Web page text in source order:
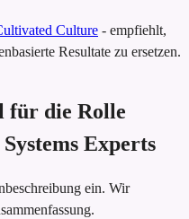
Culture - empfiehlt,
Resultate zu ersetzen.
für die Rolle
Experts
ein. Wir